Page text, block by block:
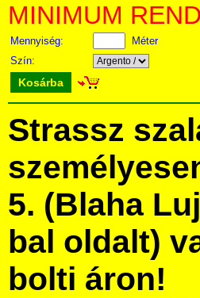
MINIMUM
Mennyiség:
Méter
Szín:
Kosárba
Strassz
5. (Blaha
bal oldalt)
bolti áron!